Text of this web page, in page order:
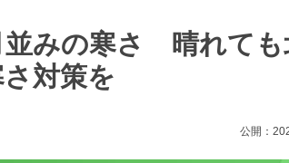
みの寒さ 晴れても
対策を
公開：